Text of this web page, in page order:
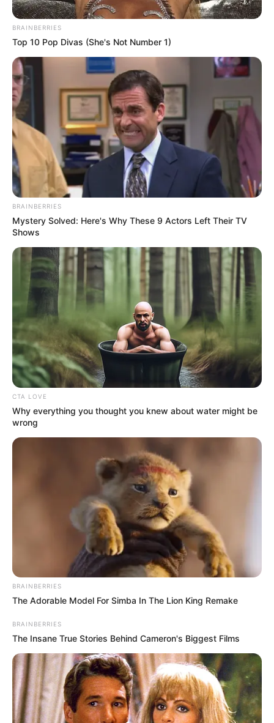
Keresés:
Egy TV előfizető panaszlevele a szolgáltatóhoz!
Az előfizető válaszán sírva röhögünk…
Kovács úr, végez Ön bármilyen rendszeres
testmozgást?
Szívem, bírod még erővel azt a mázsa fát?
Hallom a házibulimban…
A rendőr váratlanul hamarabb ér haza